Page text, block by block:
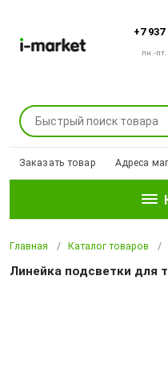
+7
пн.-
Заказать товар Адреса
Главная Каталог товаров
Линейка подсветки для